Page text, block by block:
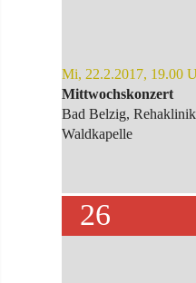
Mi, 22.2.2017, 19.00
Mittwochskonzert
Bad Belzig,
Waldkapelle
26